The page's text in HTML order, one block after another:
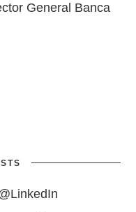
General Banca